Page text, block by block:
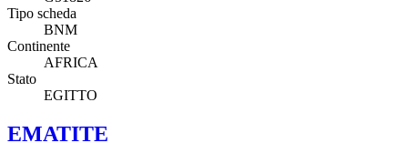
Tipo scheda
BNM
Continente
AFRICA
Stato
EGITTO
EMATITE